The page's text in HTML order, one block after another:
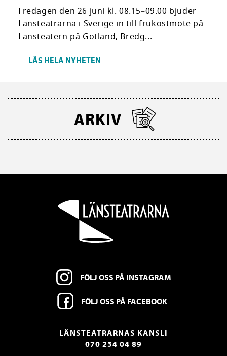
Fredagen den 26 juni kl. 08.15–09.00 bjuder
Länsteatrarna i Sverige in till frukostmöte på
Länsteatern på Gotland, Bredg...
LÄS HELA NYHETEN
ARKIV
FÖLJ OSS PÅ INSTAGRAM
FÖLJ OSS PÅ FACEBOOK
LÄNSTEATRARNAS KANSLI
070 234 04 89